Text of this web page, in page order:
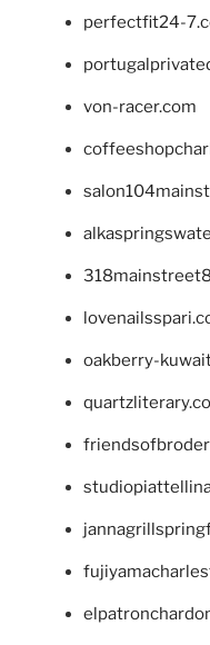
perfectfit24-
von-racer.com
oakberry-